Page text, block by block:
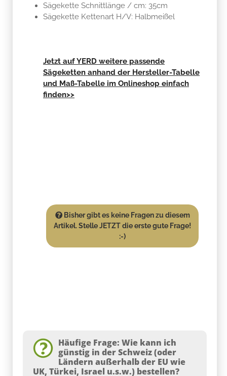
Sägekette Schnittlänge / cm: 35cm
Sägekette Kettenart H/V: Halbmeißel
Jetzt auf YERD weitere passende
Sägeketten anhand der Hersteller-Tabelle
und Maß-Tabelle im Onlineshop einfach
finden>>
Bisher gibt es keine Fragen zu diesem
Artikel. Stelle JETZT die erste gute Frage!
:-)
Häufige Frage: Wie kann ich
günstig in der Schweiz (oder
Ländern außerhalb der EU wie
UK, Türkei, Israel u.s.w.) bestellen?